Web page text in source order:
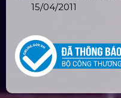
15/04/2011